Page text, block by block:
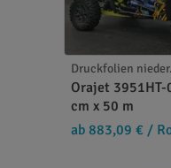
Druckfolien
Orajet
cm x 50 m
ab 883,09 € /